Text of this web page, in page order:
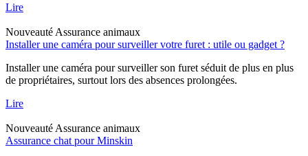
Lire
Nouveauté Assurance animaux
Installer une caméra pour surveiller votre furet : utile ou gadget ?
Installer une caméra pour surveiller son furet séduit de plus en plus
de propriétaires, surtout lors des absences prolongées.
Lire
Nouveauté Assurance animaux
Assurance chat pour Minskin